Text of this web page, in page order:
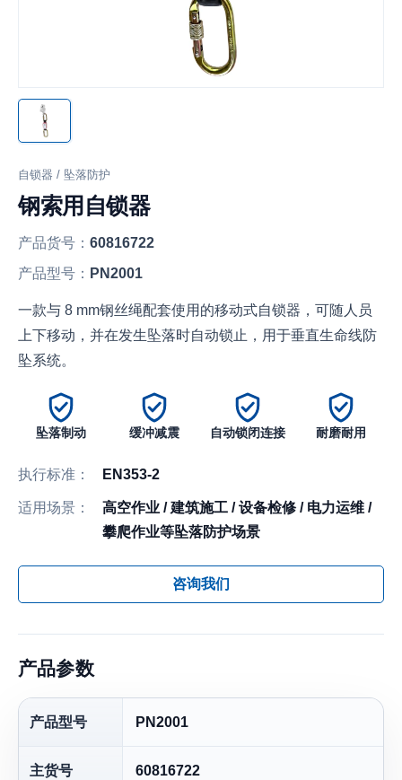
自锁器 / 坠落防护
钢索用自锁器
产品货号： 60816722
产品型号： PN2001
一款与 8 mm钢丝绳配套使用的移动式自锁器，可随人员
上下移动，并在发生坠落时自动锁止，用于垂直生命线防
坠系统。
坠落制动 缓冲减震 自动锁闭连接 耐磨耐用
执行标准： EN353-2
适用场景：
高空作业 / 建筑施工 / 设备检修 / 电力运维 /
攀爬作业等坠落防护场景
咨询我们
产品参数
产品型号 PN2001
主货号 60816722